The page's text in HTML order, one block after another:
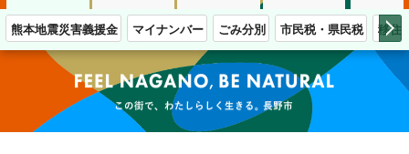
熊本地震災害義援金 マイナンバー ごみ分別 市民税・県民税 移住
この街で、わたしらしく生きる。長野市